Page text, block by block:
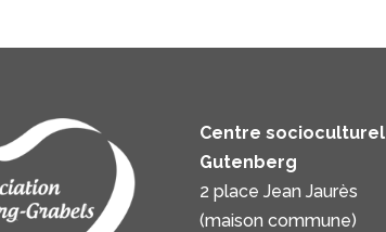
Centre socioculturel
Gutenberg
2 place Jean Jaurès
(maison commune)